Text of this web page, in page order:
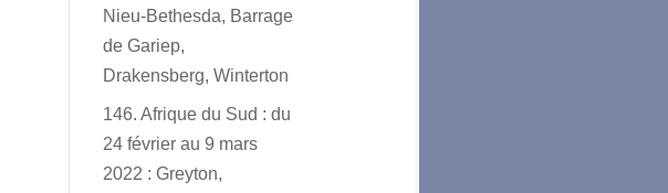
Nieu-Bethesda, Barrage
de Gariep,
Drakensberg, Winterton
146. Afrique du Sud : du
24 février au 9 mars
2022 : Greyton,